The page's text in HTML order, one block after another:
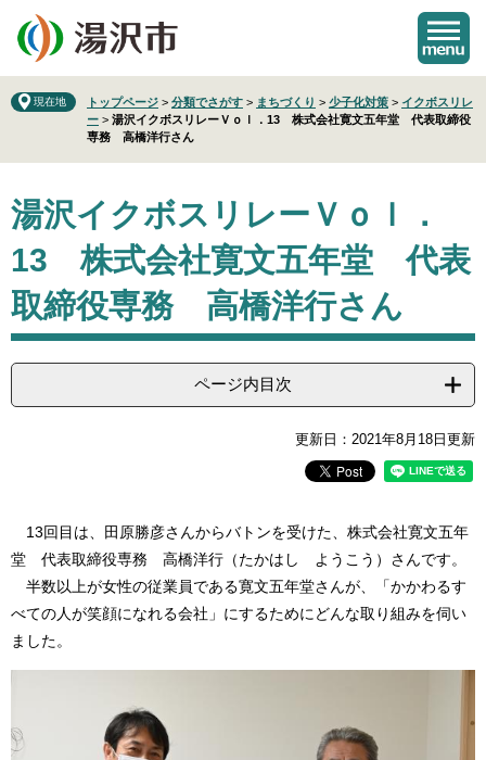
の
先
ー
を
本
へ
現在地 トップページ > 分類でさがす > まちづくり > 少子化対策 > イクボスリレ
ー > 湯沢イクボスリレーＶｏｌ．13 株式会社寛文五年堂 代表取締役
専務 高橋洋行さん
文
湯沢イクボスリレーＶｏｌ．
13 株式会社寛文五年堂 代表
取締役専務 高橋洋行さん
ページ内目次
更新日：2021年8月18日更新
13回目は、田原勝彦さんからバトンを受けた、株式会社寛文五年
堂 代表取締役専務 高橋洋行（たかはし ようこう）さんです。
半数以上が女性の従業員である寛文五年堂さんが、「かかわるす
べての人が笑顔になれる会社」にするためにどんな取り組みを伺い
ました。